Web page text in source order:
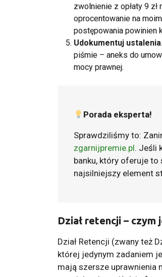
zwolnienie z opłaty 9
oprocentowanie na
postępowania powinien
Udokumentuj
piśmie – aneks do
mocy prawnej.
Porada eksperta!
Sprawdziliśmy to:
zgarnijpremie.pl. Jeśli
banku, który oferuje to
najsilniejszy element
Dział retencji – czym
Dział Retencji (zwany też
której jedynym zadaniem
mają szersze uprawnienia